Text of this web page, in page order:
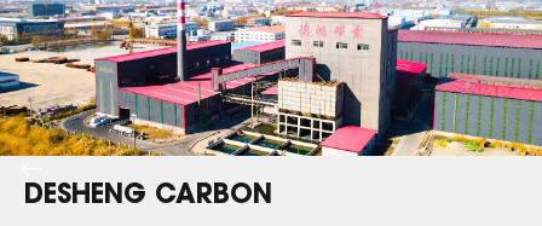
DESHENG CARBON